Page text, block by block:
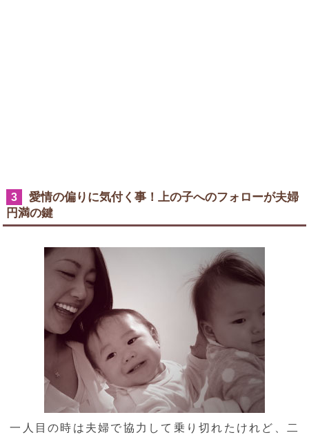
3
愛情の偏りに気付く事！上の子へのフォローが夫婦
円満の鍵
一人目の時は夫婦で協力して乗り切れたけれど、二